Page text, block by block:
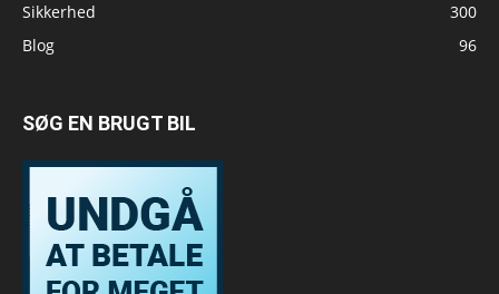
Sikkerhed
300
Blog
96
SØG EN BRUGT BIL